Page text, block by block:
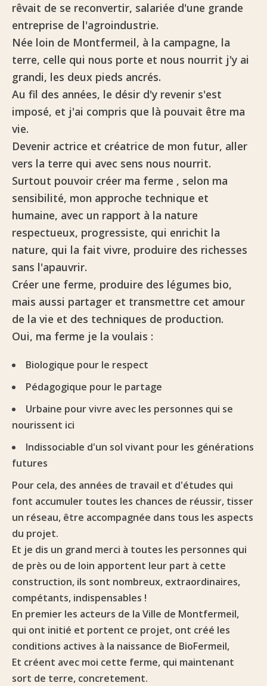
rêvait de se reconvertir, salariée d'une grande
entreprise de l'agroindustrie.
Née loin de Montfermeil, à la campagne, la
terre, celle qui nous porte et nous nourrit j'y ai
grandi, les deux pieds ancrés.
Au fil des années, le désir d'y revenir s'est
imposé, et j'ai compris que là pouvait être ma
vie.
Devenir actrice et créatrice de mon futur, aller
vers la terre qui avec sens nous nourrit.
Surtout pouvoir créer ma ferme , selon ma
sensibilité, mon approche technique et
humaine, avec un rapport à la nature
respectueux, progressiste, qui enrichit la
nature, qui la fait vivre, produire des richesses
sans l'apauvrir.
Créer une ferme, produire des légumes bio,
mais aussi partager et transmettre cet amour
de la vie et des techniques de production.
Oui, ma ferme je la voulais :
Biologique pour le respect
Pédagogique pour le partage
Urbaine pour vivre avec les personnes qui se
nourissent ici
Indissociable d'un sol vivant pour les générations
futures
Pour cela, des années de travail et d'études qui
font accumuler toutes les chances de réussir, tisser
un réseau, être accompagnée dans tous les aspects
du projet.
Et je dis un grand merci à toutes les personnes qui
de près ou de loin apportent leur part à cette
construction, ils sont nombreux, extraordinaires,
compétants, indispensables !
En premier les acteurs de la Ville de Montfermeil,
qui ont initié et portent ce projet, ont créé les
conditions actives à la naissance de BioFermeil,
Et créent avec moi cette ferme, qui maintenant
sort de terre, concretement.